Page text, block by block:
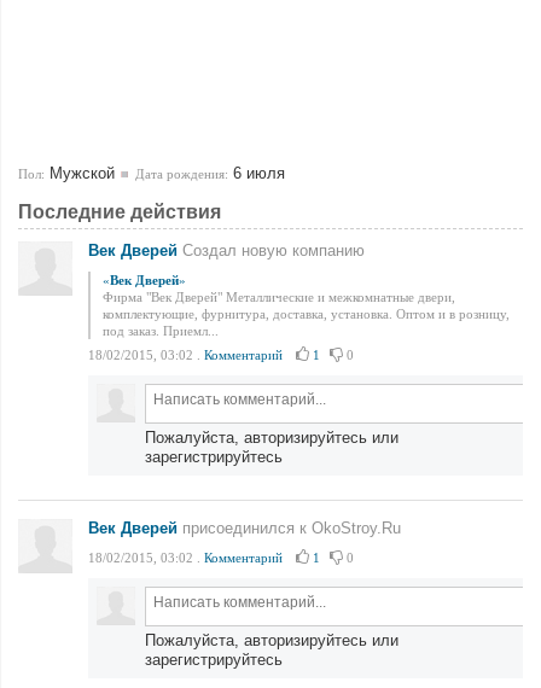
Пол: Мужской Дата рождения: 6 июля
Последние действия
Век Дверей Создал новую компанию
«Век Дверей»
Фирма "Век Дверей" Металлические и межкомнатные двери,
комплектующие, фурнитура, доставка, установка. Оптом и в розницу,
под заказ. Приемл...
18/02/2015, 03:02
Комментарий 1 0
Пожалуйста, авторизируйтесь или
зарегистрируйтесь
Век Дверей присоединился к OkoStroy.Ru
18/02/2015, 03:02 Комментарий 1 0
Пожалуйста, авторизируйтесь или
зарегистрируйтесь